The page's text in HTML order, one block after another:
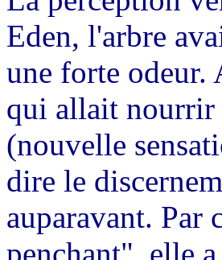
Eden, l'arbre
une forte odeur.
qui allait nourrir
(nouvelle
dire le
auparavant. Par